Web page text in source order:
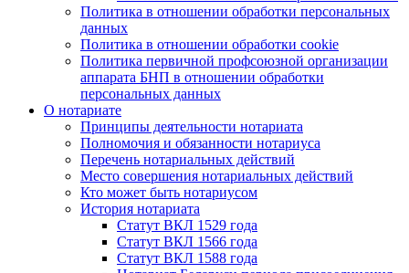
Политика в отношении обработки персональных
данных
Политика в отношении обработки cookie
Политика первичной профсоюзной организации
аппарата БНП в отношении обработки
персональных данных
О нотариате
Принципы деятельности нотариата
Полномочия и обязанности нотариуса
Перечень нотариальных действий
Место совершения нотариальных действий
Кто может быть нотариусом
История нотариата
Статут ВКЛ 1529 года
Статут ВКЛ 1566 года
Статут ВКЛ 1588 года